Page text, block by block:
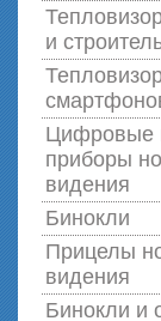
и
Цифровые
приборы
видения
Бинокли
Прицелы
видения
Бинокли и